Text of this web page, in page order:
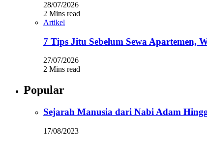
28/07/2026
2 Mins read
Artikel
7 Tips Jitu Sebelum Sewa Apartemen,
27/07/2026
2 Mins read
Popular
Sejarah Manusia dari Nabi Adam
17/08/2023